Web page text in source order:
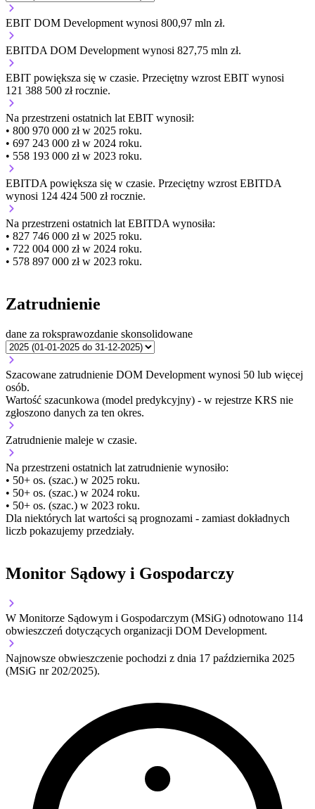
EBIT DOM Development wynosi 800,97 mln zł.
EBITDA DOM Development wynosi 827,75 mln zł.
EBIT powiększa się w czasie. Przeciętny wzrost EBIT wynosi
121 388 500 zł rocznie.
Na przestrzeni ostatnich lat EBIT wynosił:
• 800 970 000 zł w 2025 roku.
• 697 243 000 zł w 2024 roku.
• 558 193 000 zł w 2023 roku.
EBITDA powiększa się w czasie. Przeciętny wzrost EBITDA
wynosi 124 424 500 zł rocznie.
Na przestrzeni ostatnich lat EBITDA wynosiła:
• 827 746 000 zł w 2025 roku.
• 722 004 000 zł w 2024 roku.
• 578 897 000 zł w 2023 roku.
Zatrudnienie
dane za roksprawozdanie skonsolidowane
Szacowane zatrudnienie DOM Development wynosi 50 lub więcej
osób.
Wartość szacunkowa (model predykcyjny) - w rejestrze KRS nie
zgłoszono danych za ten okres.
Zatrudnienie maleje w czasie.
Na przestrzeni ostatnich lat zatrudnienie wynosiło:
• 50+ os. (szac.) w 2025 roku.
• 50+ os. (szac.) w 2024 roku.
• 50+ os. (szac.) w 2023 roku.
Dla niektórych lat wartości są prognozami - zamiast dokładnych
liczb pokazujemy przedziały.
Monitor Sądowy i Gospodarczy
W Monitorze Sądowym i Gospodarczym (MSiG) odnotowano 114
obwieszczeń dotyczących organizacji DOM Development.
Najnowsze obwieszczenie pochodzi z dnia 17 października 2025
(MSiG nr 202/2025).